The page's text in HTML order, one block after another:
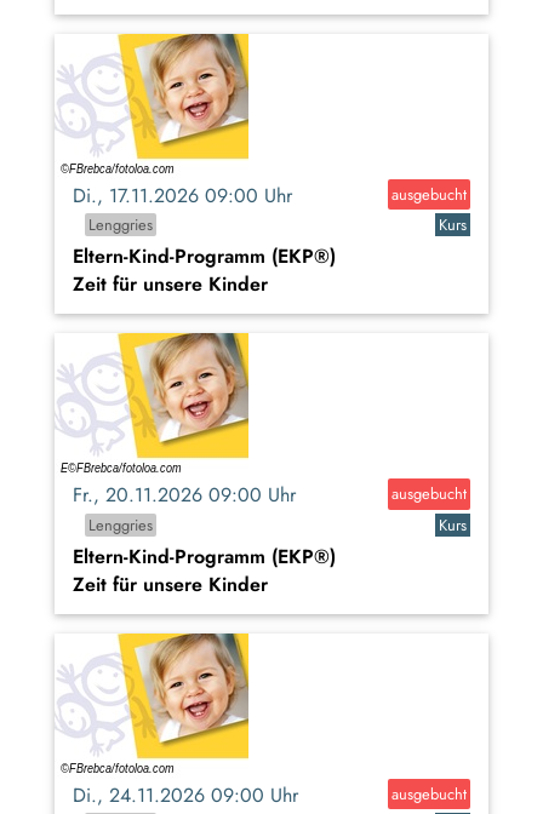
Di., 17.11.2026 09:00 Uhr
ausgebucht
Lenggries
Kurs
Eltern-Kind-Programm (EKP®)
Zeit für unsere Kinder
Fr., 20.11.2026 09:00 Uhr
ausgebucht
Lenggries
Kurs
Eltern-Kind-Programm (EKP®)
Zeit für unsere Kinder
Di., 24.11.2026 09:00 Uhr
ausgebucht